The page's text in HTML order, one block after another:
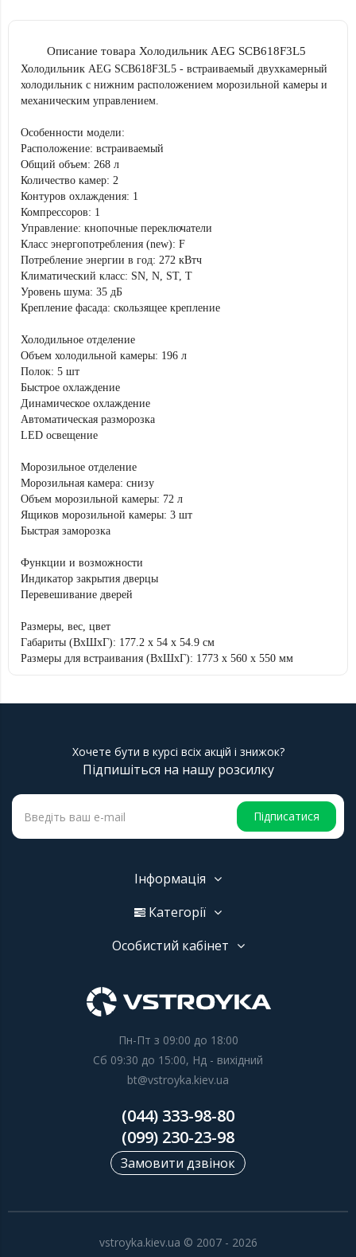
Описание товара Холодильник AEG SCB618F3L5
Холодильник AEG SCB618F3L5 - встраиваемый двухкамерный
холодильник с нижним расположением морозильной камеры и
механическим управлением.
Особенности модели:
Расположение: встраиваемый
Общий объем: 268 л
Количество камер: 2
Контуров охлаждения: 1
Компрессоров: 1
Управление: кнопочные переключатели
Класс энергопотребления (new): F
Потребление энергии в год: 272 кВтч
Климатический класс: SN, N, ST, T
Уровень шума: 35 дБ
Крепление фасада: скользящее крепление
Холодильное отделение
Объем холодильной камеры: 196 л
Полок: 5 шт
Быстрое охлаждение
Динамическое охлаждение
Автоматическая разморозка
LED освещение
Морозильное отделение
Морозильная камера: снизу
Объем морозильной камеры: 72 л
Ящиков морозильной камеры: 3 шт
Быстрая заморозка
Функции и возможности
Индикатор закрытия дверцы
Перевешивание дверей
Размеры, вес, цвет
Габариты (ВхШхГ): 177.2 x 54 x 54.9 см
Размеры для встраивания (ВхШхГ): 1773 x 560 x 550 мм
Хочете бути в курсі всіх акцій і знижок?
Підпишіться на нашу розсилку
Підписатися
Інформація
Категорії
Особистий кабінет
Пн-Пт з 09:00 до 18:00
Сб 09:30 до 15:00, Нд - вихідний
bt@vstroyka.kiev.ua
(044) 333-98-80
(099) 230-23-98
Замовити дзвінок
vstroyka.kiev.ua © 2007 - 2026